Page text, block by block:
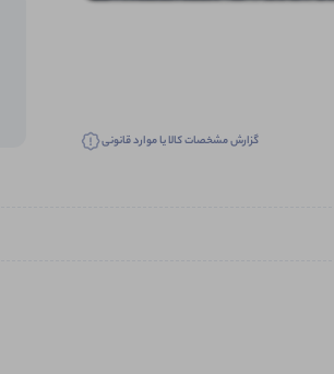
گزارش مشخصات کالا یا موارد قانونی